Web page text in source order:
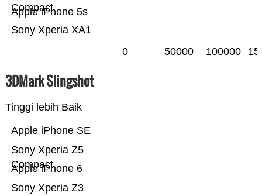
Sony Xperia XA1
Apple iPhone 5s
Compact
0 50000 100000
3DMark Slingshot
Tinggi lebih Baik
Sony Xperia Z3
Apple iPhone 6
Sony Xperia Z5
Compact
Apple iPhone SE